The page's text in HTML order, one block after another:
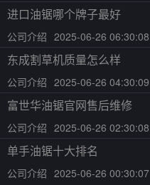
进口油锯哪个牌子最好
公司介绍 2025-06-26 06:30:08
东成割草机质量怎么样
公司介绍 2025-06-26 04:30:09
富世华油锯官网售后维修
公司介绍 2025-06-26 02:30:08
单手油锯十大排名
公司介绍 2025-06-26 00:30:07